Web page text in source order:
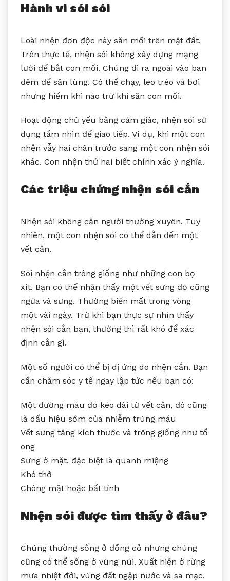
Hành vi sói sói
Loài nhện đơn độc này săn mồi trên mặt đất.
Trên thực tế, nhện sói không xây dựng mạng
lưới để bắt con mồi. Chúng đi ra ngoài vào ban
đêm để săn lùng. Có thể chạy, leo trèo và bơi
nhưng hiếm khi nào trừ khi săn con mồi.
Hoạt động chủ yếu bằng cảm giác, nhện sói sử
dụng tầm nhìn để giao tiếp. Ví dụ, khi một con
nhện vẫy hai chân trước sang một con nhện sói
khác. Con nhện thứ hai biết chính xác ý nghĩa.
Các triệu chứng nhện sói cắn
Nhện sói không cắn người thường xuyên. Tuy
nhiên, một con nhện sói có thể dẫn đến một
vết cắn.
Sói nhện cắn trông giống như những con bọ
xít. Bạn có thể nhận thấy một vết sưng đỏ cũng
ngứa và sưng. Thường biến mất trong vòng
một vài ngày. Trừ khi bạn thực sự nhìn thấy
nhện sói cắn bạn, thường thì rất khó để xác
định cắn gì.
Một số người có thể bị dị ứng do nhện cắn. Bạn
cần chăm sóc y tế ngay lập tức nếu bạn có:
Một đường màu đỏ kéo dài từ vết cắn, đó cũng
là dấu hiệu sớm của nhiễm trùng máu
Vết sưng tăng kích thước và trông giống như tổ
ong
Sưng ở mặt, đặc biệt là quanh miệng
Khó thở
Chóng mặt hoặc bất tỉnh
Nhện sói được tìm thấy ở đâu?
Chúng thường sống ở đồng cỏ nhưng chúng
cũng có thể sống ở vùng núi. Xuất hiện ở rừng
mưa nhiệt đới, vùng đất ngập nước và sa mạc.